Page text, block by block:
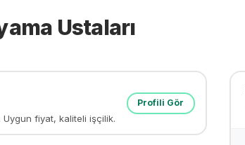
Ustaları
fiyat, kaliteli işçilik.
Profili Gör